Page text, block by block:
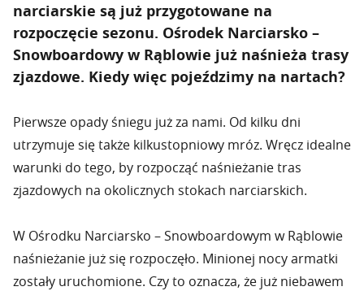
narciarskie są już przygotowane na
rozpoczęcie sezonu. Ośrodek Narciarsko –
Snowboardowy w Rąblowie już naśnieża trasy
zjazdowe. Kiedy więc pojeździmy na nartach?
Pierwsze opady śniegu już za nami. Od kilku dni
utrzymuje się także kilkustopniowy mróz. Wręcz idealne
warunki do tego, by rozpocząć naśnieżanie tras
zjazdowych na okolicznych stokach narciarskich.
W Ośrodku Narciarsko – Snowboardowym w Rąblowie
naśnieżanie już się rozpoczęło. Minionej nocy armatki
zostały uruchomione. Czy to oznacza, że już niebawem